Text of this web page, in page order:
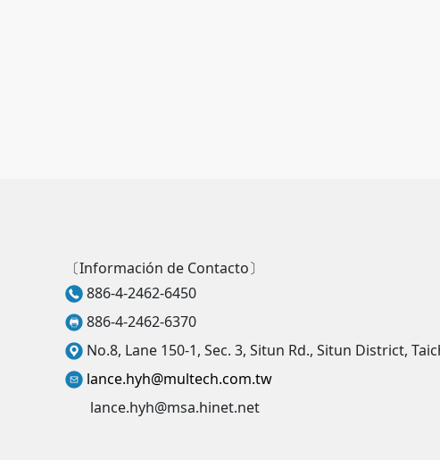
〔Información de Contacto〕
886-4-2462-6450
886-4-2462-6370
No.8, Lane 150-1, Sec. 3, Situn Rd., Situn District,
lance.hyh@multech.com.tw
lance.hyh@msa.hinet.net